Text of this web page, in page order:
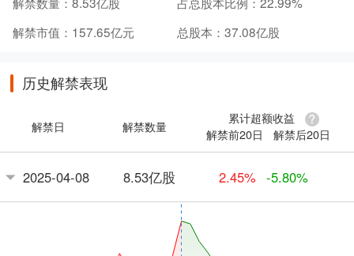
解禁市值： 157.65亿元 总股本： 37.08亿股
历史解禁表现
解禁日 解禁数量
累计超额收益
解禁前20日
解禁后20日
2025-04-08 8.53亿股 2.45% -5.80%